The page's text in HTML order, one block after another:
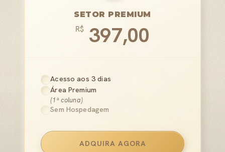
SETOR PREMIUM
R$ 397,00
Acesso aos 3 dias
Área Premium
(1ª coluna)
Sem Hospedagem
ADQUIRA AGORA